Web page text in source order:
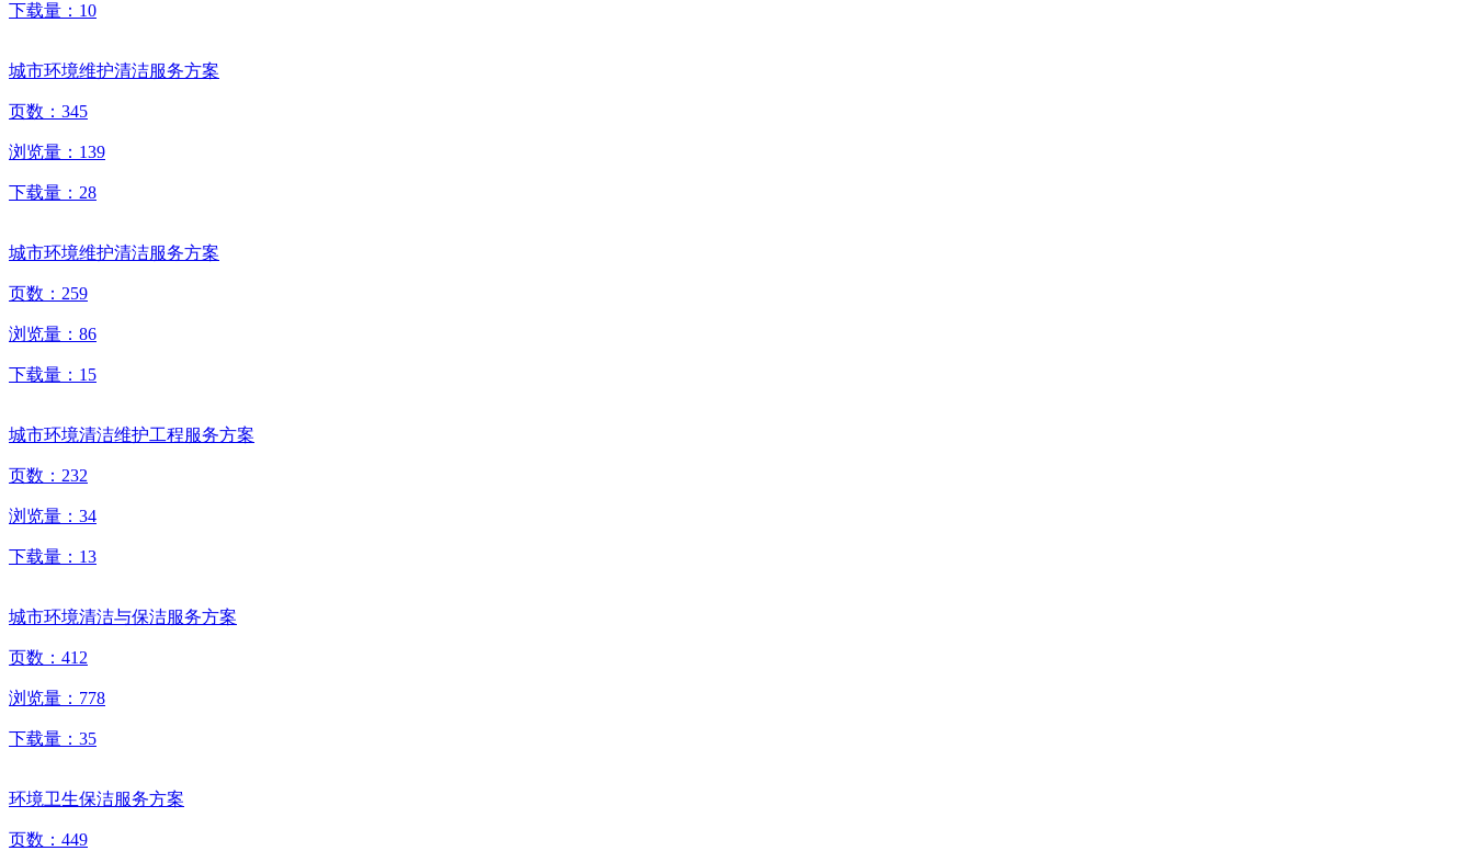
下载量： 10
城市环境维护清洁服务方案
页数： 345
浏览量： 139
下载量： 28
城市环境维护清洁服务方案
页数： 259
浏览量： 86
下载量： 15
城市环境清洁维护工程服务方案
页数： 232
浏览量： 34
下载量： 13
城市环境清洁与保洁服务方案
页数： 412
浏览量： 778
下载量： 35
环境卫生保洁服务方案
页数： 449